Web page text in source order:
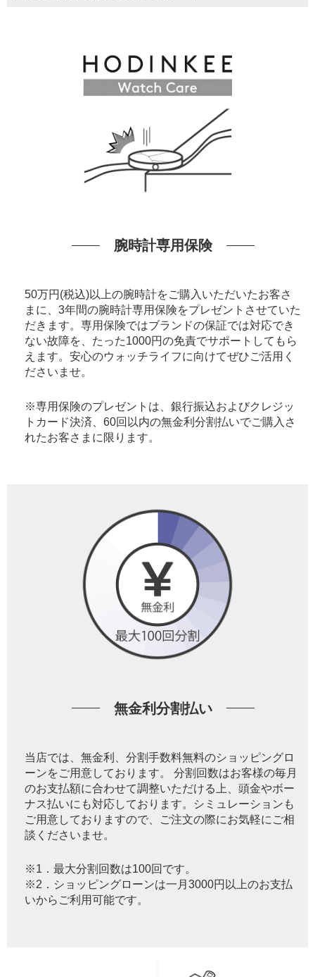
腕時計専用保険
50万円(税込)以上の腕時計をご購入いただいたお客さ
まに、3年間の腕時計専用保険をプレゼントさせていた
だきます。専用保険ではブランドの保証では対応でき
ない故障を、たった1000円の免責でサポートしてもら
えます。安心のウォッチライフに向けてぜひご活用く
ださいませ。
※専用保険のプレゼントは、銀行振込およびクレジッ
トカード決済、60回以内の無金利分割払いでご購入さ
れたお客さまに限ります。
無金利分割払い
当店では、無金利、分割手数料無料のショッピングロ
ーンをご用意しております。 分割回数はお客様の毎月
のお支払額に合わせて調整いただける上、頭金やボー
ナス払いにも対応しております。シミュレーションも
ご用意しておりますので、ご注文の際にお気軽にご相
談くださいませ。
※1．最大分割回数は100回です。
※2．ショッピングローンは一月3000円以上のお支払
いからご利用可能です。